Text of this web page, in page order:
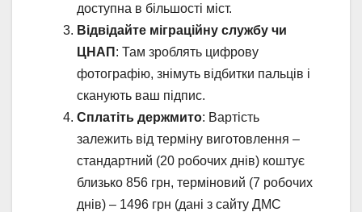
доступна в більшості міст.
Відвідайте міграційну службу чи
ЦНАП : Там зроблять цифрову
фотографію, знімуть відбитки пальців і
сканують ваш підпис.
Сплатіть держмито: Вартість
залежить від терміну виготовлення –
стандартний (20 робочих днів) коштує
близько 856 грн, терміновий (7 робочих
днів) – 1496 грн (дані з сайту ДМС